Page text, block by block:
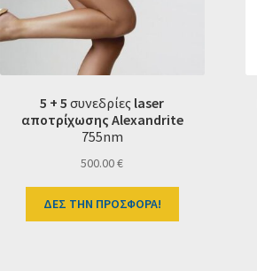
5 + 5συνεδρίες laser
αποτρίχωσης Alexandrite
755nm
500.00€
ΔΕΣ ΤΗΝ ΠΡΟΣΦΟΡΑ!